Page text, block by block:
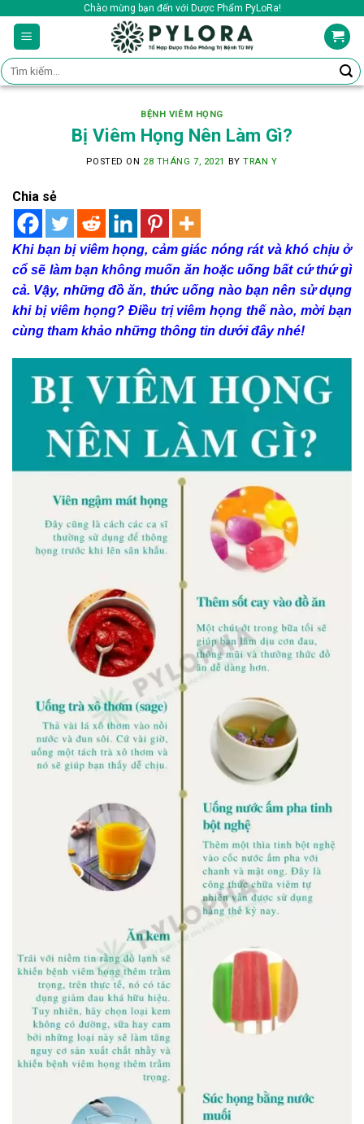
content
Chào mừng bạn đến với Dược Phẩm PyLoRa!
Tìm
kiếm:
BỆNH VIÊM HỌNG
Bị Viêm Họng Nên Làm Gì?
POSTED ON 28 THÁNG 7, 2021 BYTRAN Y
Chia sẻ
Khi bạn bị viêm họng, cảm giác nóng rát và khó chịu ở
cổ sẽ làm bạn không muốn ăn hoặc uống bất cứ thứ gì
cả. Vậy, những đồ ăn, thức uống nào bạn nên sử dụng
khi bị viêm họng? Điều trị viêm họng thế nào, mời bạn
cùng tham khảo những thông tin dưới đây nhé!